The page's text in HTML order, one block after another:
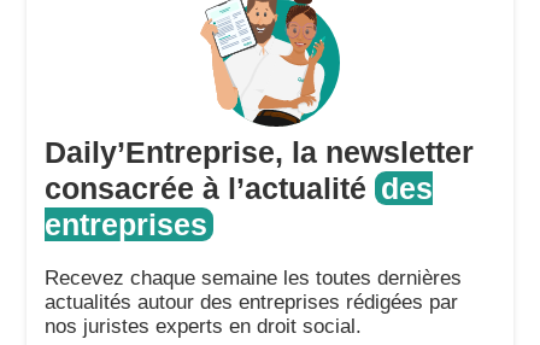
Daily’Entreprise, la newsletter
consacrée à l’actualité des
entreprises
Recevez chaque semaine les toutes dernières
actualités autour des entreprises rédigées par
nos juristes experts en droit social.